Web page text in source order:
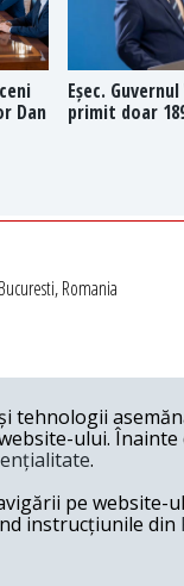
Dan
Eșec.
primit doar
Romania
de
tehnologii
ului.
.
pe website-
instrucțiunile din